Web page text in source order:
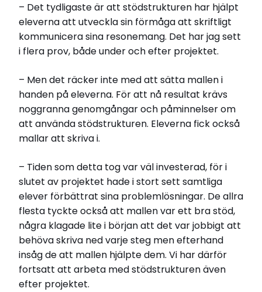
– Det tydligaste är att stödstrukturen har hjälpt
eleverna att utveckla sin förmåga att skriftligt
kommunicera sina resonemang. Det har jag sett
i flera prov, både under och efter projektet.
– Men det räcker inte med att sätta mallen i
handen på eleverna. För att nå resultat krävs
noggranna genomgångar och påminnelser om
att använda stödstrukturen. Eleverna fick också
mallar att skriva i.
– Tiden som detta tog var väl investerad, för i
slutet av projektet hade i stort sett samtliga
elever förbättrat sina problemlösningar. De allra
flesta tyckte också att mallen var ett bra stöd,
några klagade lite i början att det var jobbigt att
behöva skriva ned varje steg men efterhand
insåg de att mallen hjälpte dem. Vi har därför
fortsatt att arbeta med stödstrukturen även
efter projektet.